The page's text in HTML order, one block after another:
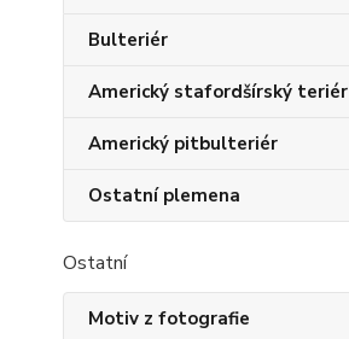
Bulteriér
Americký stafordšírský teriér
Americký pitbulteriér
Ostatní plemena
Ostatní
Motiv z fotografie